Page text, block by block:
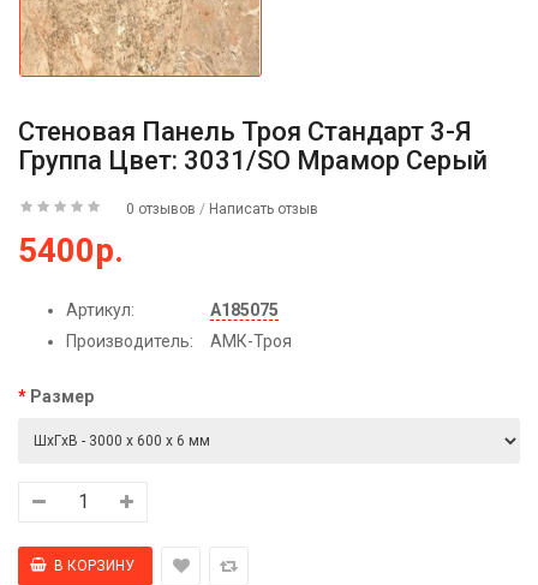
Стеновая Панель Троя Стандарт 3-Я
Группа Цвет: 3031/SO Мрамор Серый
0 отзывов / Написать отзыв
5400р.
Артикул:
А185075
Производитель:
АМК-Троя
Размер